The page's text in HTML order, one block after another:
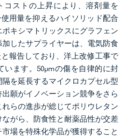
コストの上昇により、溶剤量を
用量を抑えるハイソリッド配合
キシマトリックスにグラフェン
したサプライヤーは、電気防食
報告しており、洋上改修工事で
います。50µmの傷を自律的に封
を延長するマイクロカプセル型
願がイノベーション競争をさら
らの進歩が総じてポリウレタン
がら、防食性と耐薬品性が交差
場を特殊化学品が獲得すること